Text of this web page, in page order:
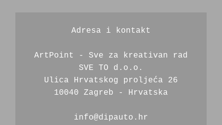
Adresa i kontakt
ArtPoint - Sve za kreativan rad
SVE TO d.o.o.
Ulica Hrvatskog proljeća 26
10040 Zagreb - Hrvatska
info@dipauto.hr